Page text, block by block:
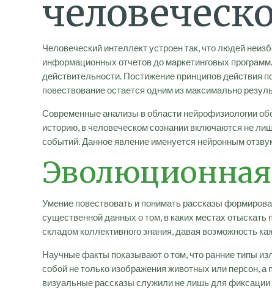
Человеческий интеллект устроен так, что людей
информационных отчетов до маркетинговых
действительности. Постижение принципов действия
повествование остается одним из максимально
Современные анализы в области нейрофизиологии
историю, в человеческом сознании включаются не
событий. Данное явление именуется нейронным
Умение повествовать и понимать рассказы
существенной данных о том, в каких местах
складом коллективного знания, давая возможность
Научные факты показывают о том, что ранние типы
собой не только изображения животных или персон,
визуальные рассказы служили не лишь для фиксации